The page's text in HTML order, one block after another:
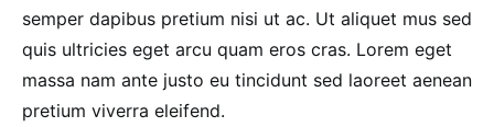
semper dapibus pretium nisi ut ac. Ut aliquet mus sed
quis ultricies eget arcu quam eros cras. Lorem eget
massa nam ante justo eu tincidunt sed laoreet aenean
pretium viverra eleifend.